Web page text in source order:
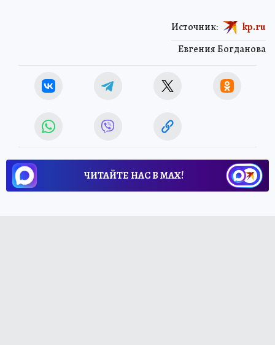
Евгения Богданова
Источник: kp.ru
ЧИТАЙТЕ НАС В МАХ!